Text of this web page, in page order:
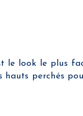
le look le plus
perchés